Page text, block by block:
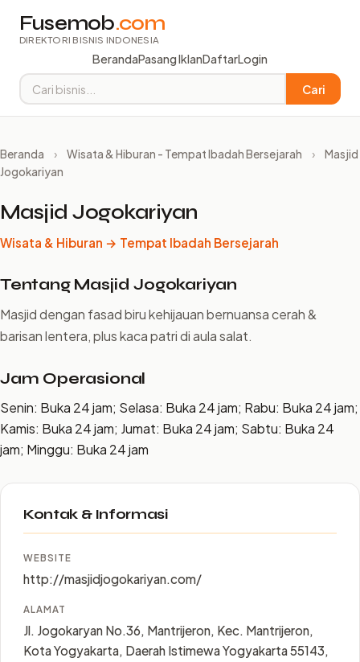
Fusemob.com
DIREKTORI BISNIS INDONESIA
BerandaPasang IklanDaftarLogin
Cari
Beranda › Wisata & Hiburan - Tempat Ibadah Bersejarah ›
Masjid
Jogokariyan
Masjid Jogokariyan
Wisata & Hiburan → Tempat Ibadah Bersejarah
Tentang Masjid Jogokariyan
Masjid dengan fasad biru kehijauan bernuansa cerah &
barisan lentera, plus kaca patri di aula salat.
Jam Operasional
Senin: Buka 24 jam; Selasa: Buka 24 jam; Rabu: Buka 24 jam;
Kamis: Buka 24 jam; Jumat: Buka 24 jam; Sabtu: Buka 24
jam; Minggu: Buka 24 jam
Kontak & Informasi
WEBSITE
http://masjidjogokariyan.com/
ALAMAT
Jl. Jogokaryan No.36, Mantrijeron, Kec. Mantrijeron,
Kota Yogyakarta, Daerah Istimewa Yogyakarta 55143,